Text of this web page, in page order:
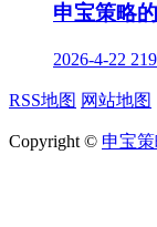
申宝策略
2026-4-22
RSS地图 网站地图
Copyright © 申宝